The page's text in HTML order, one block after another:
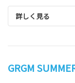
詳しく見る
GRGM